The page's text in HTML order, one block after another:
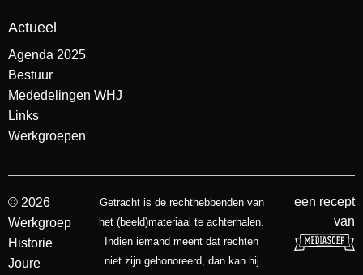
Actueel
Agenda 2025
Bestuur
Mededelingen WHJ
Links
Werkgroepen
© 2026
Werkgroep
Historie
Joure
Getracht is de rechthebbenden van
het (beeld)materiaal te achterhalen.
Indien iemand meent dat rechten
niet zijn gehonoreerd, dan kan hij
een recept
van